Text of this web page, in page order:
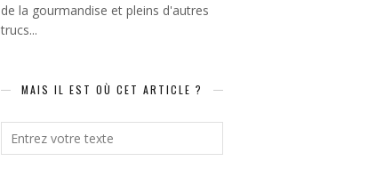
de la gourmandise et pleins d'autres
trucs...
MAIS IL EST OÙ CET ARTICLE ?